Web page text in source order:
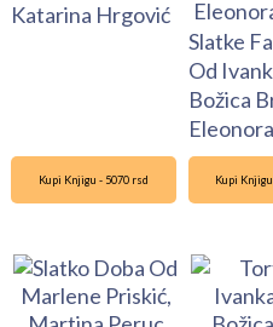
Katarina Hrgović
Slatke
Od
Božica
Kupi Knjigu - 5070 rsd Kupi